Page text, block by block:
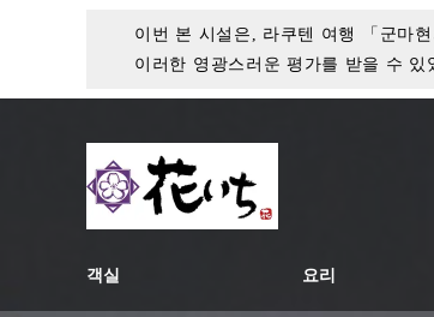
이번 본 시설은, 라쿠텐 여행 「군마
이러한 영광스러운 평가를 받을 수
객실 요리